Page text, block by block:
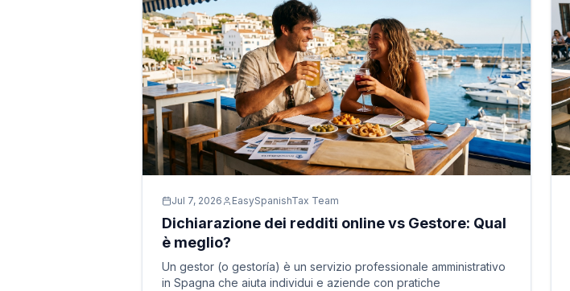
Jul 7, 2026 EasySpanishTax Team
Dichiarazione dei redditi online vs Gestore: Qual
è meglio?
Un gestor (o gestoría) è un servizio professionale amministrativo
in Spagna che aiuta individui e aziende con pratiche